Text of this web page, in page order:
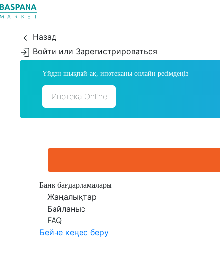
Назад
Войти или Зарегистрироваться
Үйден шықпай-ақ, ипотеканы онлайн ресімдеңіз
Ипотека Online
Банк бағдарламалары
Жаңалықтар
Байланыс
FAQ
Бейне кеңес беру